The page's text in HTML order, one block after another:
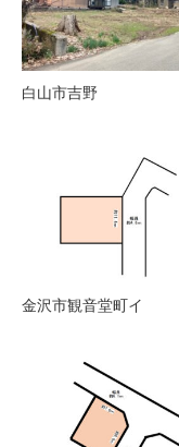
白山市吉野
金沢市観音堂町イ